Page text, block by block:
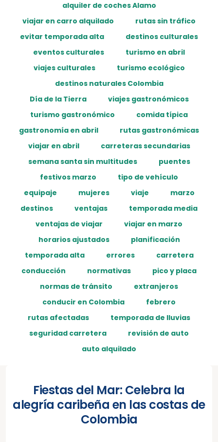
alquiler de coches Alamo
viajar en carro alquilado
rutas sin tráfico
evitar temporada alta
destinos culturales
eventos culturales
turismo en abril
viajes culturales
turismo ecológico
destinos naturales Colombia
Día de la Tierra
viajes gastronómicos
turismo gastronómico
comida típica
gastronomía en abril
rutas gastronómicas
viajar en abril
carreteras secundarias
semana santa sin multitudes
puentes
festivos marzo
tipo de vehículo
equipaje
mujeres viaje
marzo
destinos
ventajas
temporada media
ventajas de viajar
viajar en marzo
horarios ajustados
planificación
temporada alta
errores
carretera
conducción
normativas
pico y placa
normas de tránsito
extranjeros
conducir en Colombia
febrero
rutas afectadas
temporada de lluvias
seguridad carretera
revisión de auto
auto alquilado
Fiestas del Mar: Celebra la
alegría caribeña en las costas de
Colombia